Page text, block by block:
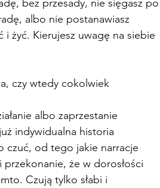
bez przesady, nie sięgasz po
albo nie postanawiasz
żyć. Kierujesz uwagę na siebie
czy wtedy cokolwiek
albo zaprzestanie
indywidualna historia
od tego jakie narracje
przekonanie, że w dorosłości
Czują tylko słabi i